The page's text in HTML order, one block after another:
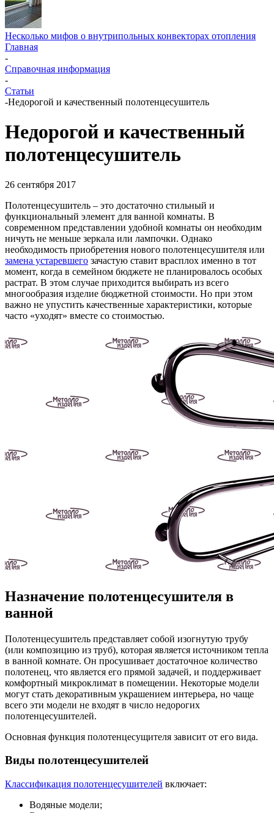
Несколько мифов о внутрипольных конвекторах отопления
Главная
-
Справочная информация
-
Статьи
-Недорогой и качественный полотенцесушитель
Недорогой и качественный
полотенцесушитель
26 сентября 2017
Полотенцесушитель – это достаточно стильный и
функциональный элемент для ванной комнаты. В
современном представлении удобной комнаты он необходим
ничуть не меньше зеркала или лампочки. Однако
необходимость приобретения нового полотенцесушителя или
замена устаревшего зачастую ставит врасплох именно в тот
момент, когда в семейном бюджете не планировалось особых
растрат. В этом случае приходится выбирать из всего
многообразия изделие бюджетной стоимости. Но при этом
важно не упустить качественные характеристики, которые
часто «уходят» вместе со стоимостью.
Назначение полотенцесушителя в
ванной
Полотенцесушитель представляет собой изогнутую трубу
(или композицию из труб), которая является источником тепла
в ванной комнате. Он просушивает достаточное количество
полотенец, что является его прямой задачей, и поддерживает
комфортный микроклимат в помещении. Некоторые модели
могут стать декоративным украшением интерьера, но чаще
всего эти модели не входят в число недорогих
полотенцесушителей.
Основная функция полотенцесущителя зависит от его вида.
Виды полотенцесушителей
Классификация полотенцесушителей включает:
Водяные модели;